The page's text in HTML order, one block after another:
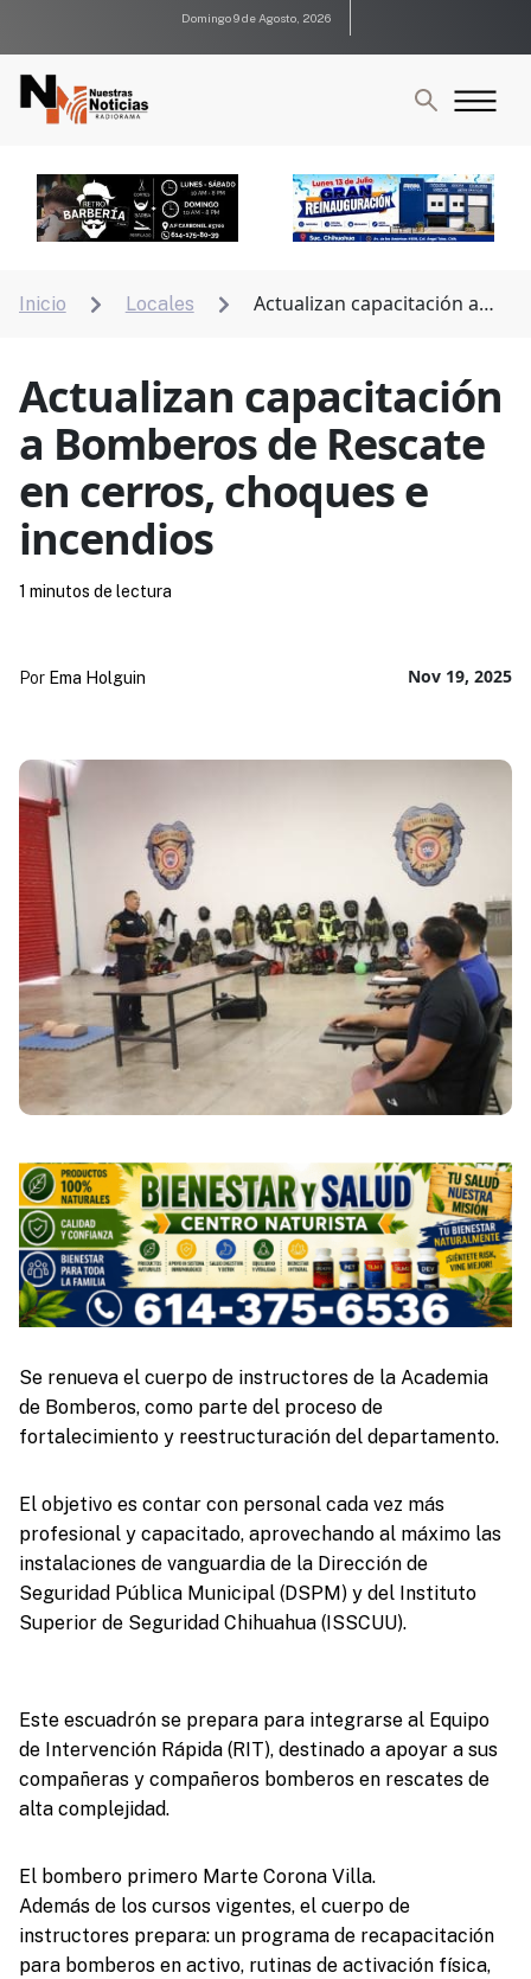
Domingo 9 de Agosto, 2026
Inicio  Locales 
Actualizan capacitación a
Actualizan capacitación
a Bomberos de Rescate
en cerros, choques e
incendios
Nov 19, 2025
Por Ema Holguin
1 minutos de lectura
Se renueva el cuerpo de instructores de la Academia
de Bomberos, como parte del proceso de
fortalecimiento y reestructuración del departamento.
El objetivo es contar con personal cada vez más
profesional y capacitado, aprovechando al máximo las
instalaciones de vanguardia de la Dirección de
Seguridad Pública Municipal (DSPM) y del Instituto
Superior de Seguridad Chihuahua (ISSCUU).
Este escuadrón se prepara para integrarse al Equipo
de Intervención Rápida (RIT), destinado a apoyar a sus
compañeras y compañeros bomberos en rescates de
alta complejidad.
El bombero primero Marte Corona Villa.
Además de los cursos vigentes, el cuerpo de
instructores prepara: un programa de recapacitación
para bomberos en activo, rutinas de activación física,